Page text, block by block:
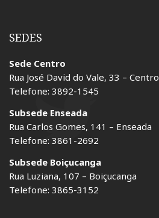
SEDES
Sede Centro
Rua José David do Vale, 33 – Centro
Telefone: 3892-1545
Subsede Enseada
Rua Carlos Gomes, 141 – Enseada
Telefone: 3861-2692
Subsede Boiçucanga
Rua Luziana, 107 – Boiçucanga
Telefone: 3865-3152